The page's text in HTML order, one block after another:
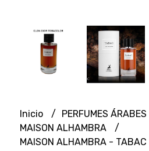
Inicio
PERFUMES ÁRABES
MAISON ALHAMBRA
MAISON ALHAMBRA - TABAC